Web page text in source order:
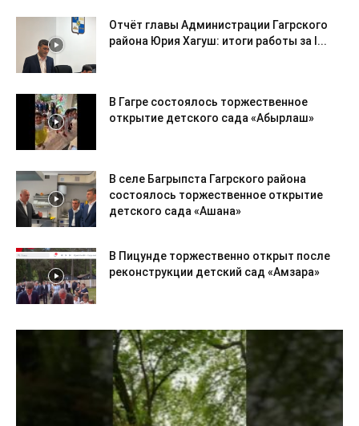
Отчёт главы Администрации Гагрского
района Юрия Хагуш: итоги работы за I...
В Гагре состоялось торжественное
открытие детского сада «Абырлаш»
В селе Багрыпста Гагрского района
состоялось торжественное открытие
детского сада «Ашана»
В Пицунде торжественно открыт после
реконструкции детский сад «Амзара»